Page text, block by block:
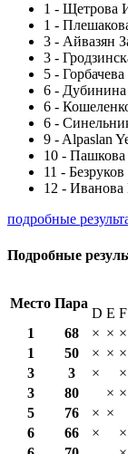
1 - Щетрова
1 -
3 - Айвазян
3 -
5 -
6 - Дубинина
6 -
6 -
9 - Alpaslan
10 - Пашкова
11 -
12 - Иванова
подробные
Подробные
Место Пара
D E F
1
68 × × ×
1
50 × × ×
3
3 × ×
3
80 × ×
5
76 × ×
6
66 × ×